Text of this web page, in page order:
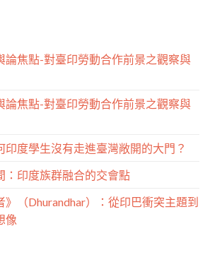
論焦點-對臺印勞動合作前景之觀察與
論焦點-對臺印勞動合作前景之觀察與
印度學生沒有走進臺灣敞開的大門？
：印度族群融合的交會點
》（Dhurandhar）：從印巴衝突主題到
像